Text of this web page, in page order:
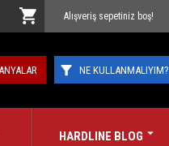
Alışveriş sepetiniz boş!
NE KULLANMALIYIM?
HARDLINE BLOG